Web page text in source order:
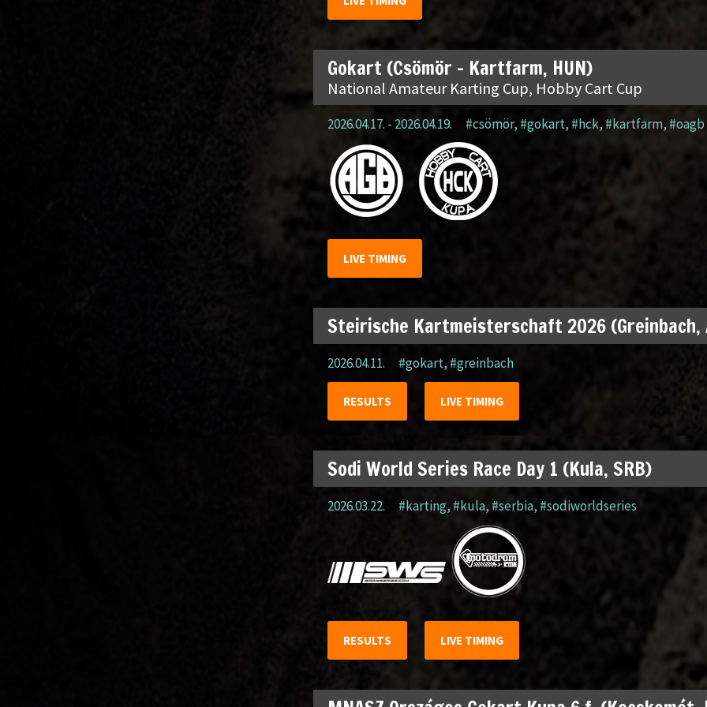
Gokart (Csömör – Kartfarm, HUN)
National Amateur Karting Cup, Hobby Cart Cup
2026.04.17. - 2026.04.19. #csömör, #gokart, #hck,#kartfarm, #oagb
LIVE TIMING
Steirische Kartmeisterschaft 2026 (Greinbach,
2026.04.11. #gokart, #greinbach
RESULTS LIVE TIMING
Sodi World Series Race Day 1 (Kula, SRB)
2026.03.22. #karting, #kula,#serbia, #sodiworldseries
RESULTS LIVE TIMING